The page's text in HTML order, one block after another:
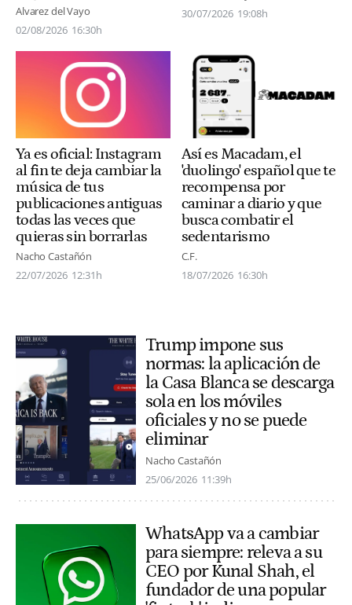
Alvarez del Vayo
02/08/2026 16:30h
30/07/2026 19:08h
Ya es oficial: Instagram
al fin te deja cambiar la
música de tus
publicaciones antiguas
todas las veces que
quieras sin borrarlas
Nacho Castañón
22/07/2026 12:31h
Así es Macadam, el
'duolingo' español que te
recompensa por
caminar a diario y que
busca combatir el
sedentarismo
C.F.
18/07/2026 16:30h
Trump impone sus
normas: la aplicación de
la Casa Blanca se descarga
sola en los móviles
oficiales y no se puede
eliminar
Nacho Castañón
25/06/2026 11:39h
WhatsApp va a cambiar
para siempre: releva a su
CEO por Kunal Shah, el
fundador de una popular